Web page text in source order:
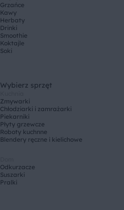
Grzańce
Kawy
Herbaty
Drinki
Smoothie
Koktajle
Soki
Wybierz sprzęt
Zmywarki
Chłodziarki i zamrażarki
Piekarniki
Płyty grzewcze
Roboty kuchnne
Blendery ręczne i kielichowe
Odkurzacze
Suszarki
Pralki